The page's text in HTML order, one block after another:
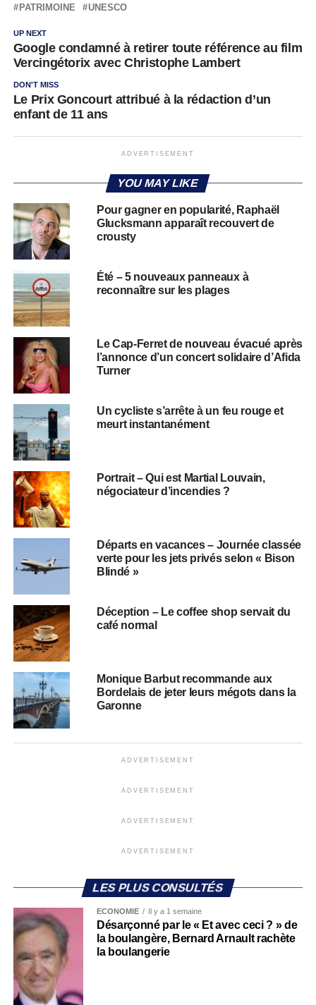
PATRIMOINE
UNESCO
UP NEXT
Google condamné à retirer toute référence au film
Vercingétorix avec Christophe Lambert
DON'T MISS
Le Prix Goncourt attribué à la rédaction d’un
enfant de 11 ans
ADVERTISEMENT
YOU MAY LIKE
Pour gagner en popularité, Raphaël
Glucksmann apparaît recouvert de
crousty
Été – 5 nouveaux panneaux à
reconnaître sur les plages
Le Cap-Ferret de nouveau évacué après
l’annonce d’un concert solidaire d’Afida
Turner
Un cycliste s’arrête à un feu rouge et
meurt instantanément
Portrait – Qui est Martial Louvain,
négociateur d’incendies ?
Départs en vacances – Journée classée
verte pour les jets privés selon « Bison
Blindé »
Déception – Le coffee shop servait du
café normal
Monique Barbut recommande aux
Bordelais de jeter leurs mégots dans la
Garonne
ADVERTISEMENT
ADVERTISEMENT
ADVERTISEMENT
ADVERTISEMENT
LES PLUS CONSULTÉS
ECONOMIE Il y a 1 semaine
Désarçonné par le « Et avec ceci ? » de
la boulangère, Bernard Arnault rachète
la boulangerie